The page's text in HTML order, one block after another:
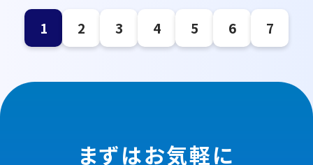
1 2 3 4 5 6 7
まずはお気軽に